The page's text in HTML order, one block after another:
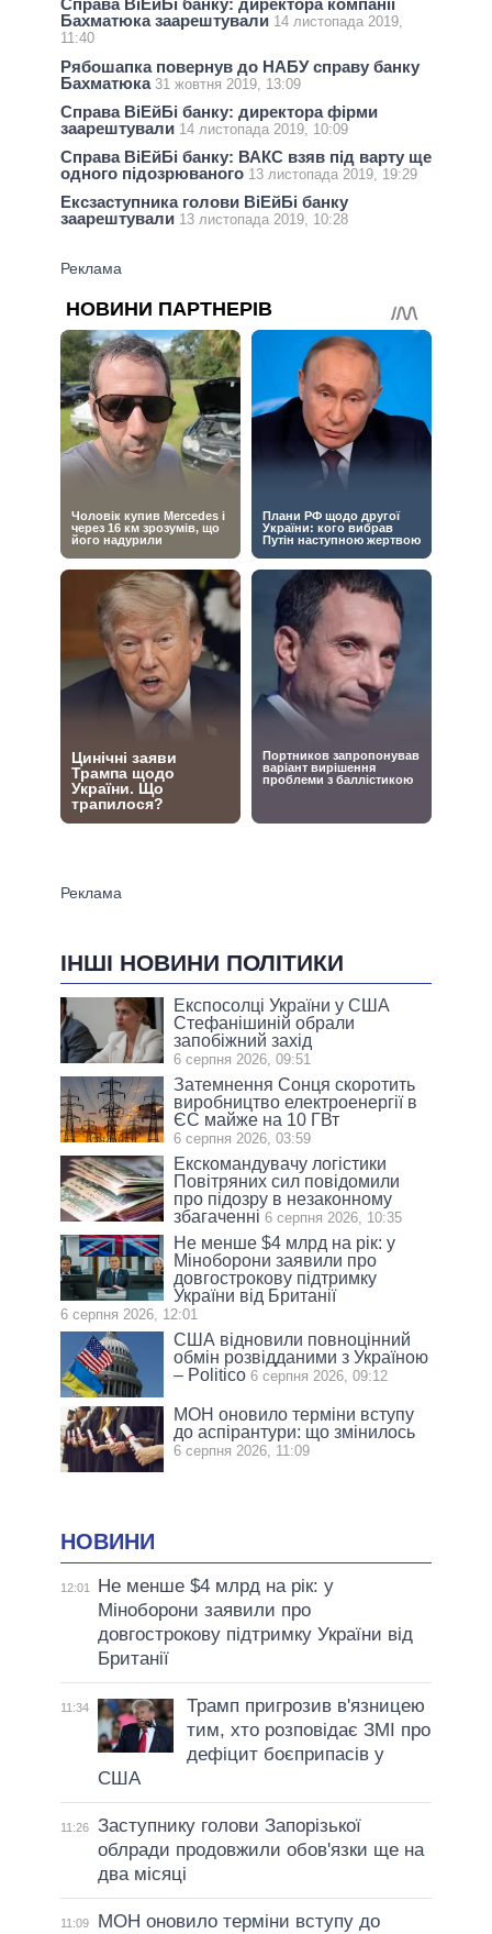
Справа ВіЕйБі банку: директора компанії
Бахматюка заарештували 14 листопада 2019,
11:40
Рябошапка повернув до НАБУ справу банку
Бахматюка 31 жовтня 2019, 13:09
Справа ВіЕйБі банку: директора фірми
заарештували 14 листопада 2019, 10:09
Справа ВіЕйБі банку: ВАКС взяв під варту ще
одного підозрюваного 13 листопада 2019, 19:29
Ексзаступника голови ВіЕйБі банку
заарештували 13 листопада 2019, 10:28
ІНШІ НОВИНИ ПОЛІТИКИ
Експосолці України у США
Стефанішиній обрали
запобіжний захід
6 серпня 2026, 09:51
Затемнення Сонця скоротить
виробництво електроенергії в
ЄС майже на 10 ГВт
6 серпня 2026, 03:59
Екскомандувачу логістики
Повітряних сил повідомили
про підозру в незаконному
збагаченні 6 серпня 2026, 10:35
Не менше $4 млрд на рік: у
Міноборони заявили про
довгострокову підтримку
України від Британії
6 серпня 2026, 12:01
США відновили повноцінний
обмін розвідданими з Україною
– Politico 6 серпня 2026, 09:12
МОН оновило терміни вступу
до аспірантури: що змінилось
6 серпня 2026, 11:09
НОВИНИ
12:01
Не менше $4 млрд на рік: у
Міноборони заявили про
довгострокову підтримку України від
Британії
11:34
Трамп пригрозив в'язницею
тим, хто розповідає ЗМІ про
дефіцит боєприпасів у
США
11:26
Заступнику голови Запорізької
облради продовжили обов'язки ще на
два місяці
11:09
МОН оновило терміни вступу до